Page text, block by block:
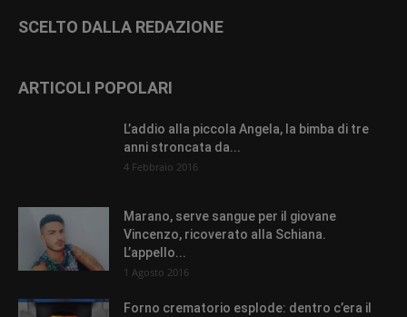
SCELTO DALLA REDAZIONE
ARTICOLI POPOLARI
L’addio alla piccola Angela, la bimba di tre
anni stroncata da...
4 Febbraio 2016
Marano, serve sangue per il giovane
Vincenzo, ricoverato alla Schiana.
L’appello...
1 Agosto 2016
Forno crematorio esplode: dentro c’era il